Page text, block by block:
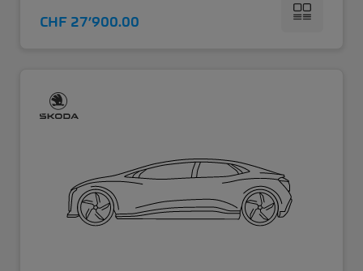
CHF 27’900.00